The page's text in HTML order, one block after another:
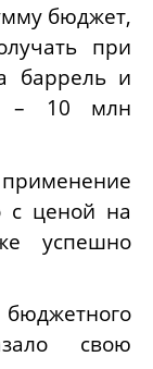
бюджет,
при
баррель и
– 10 млн
с ценой на
успешно
свою